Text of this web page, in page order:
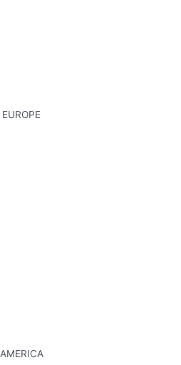
EUROPE
AMERICA